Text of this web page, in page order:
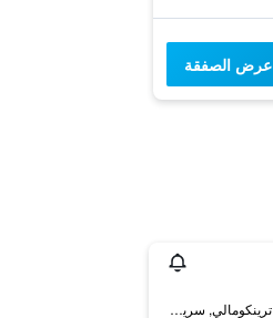
عرض الصفقة
No. 23, New Road, Devanagar, ترينكومالي, سريلانكا